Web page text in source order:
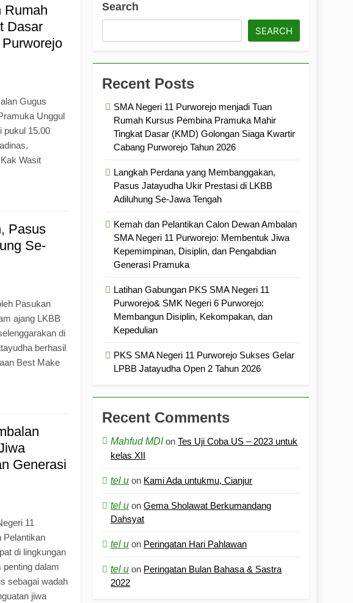
Generasi Pramuka
Rumah
Dasar
Gugus
Unggul
pukul 15.00
Wasit
Pasus
Se-
Pasukan
ajang LKBB
di
berhasil
Best Make
Generasi
11
Pelantikan
di lingkungan
penting dalam
sebagai wadah
jiwa
Search
SEARCH
Recent Posts
SMA Negeri 11 Purworejo menjadi Tuan
Rumah Kursus Pembina Pramuka Mahir
Tingkat Dasar (KMD) Golongan Siaga Kwartir
Cabang Purworejo Tahun 2026
Langkah Perdana yang Membanggakan,
Pasus Jatayudha Ukir Prestasi di LKBB
Adiluhung Se-Jawa Tengah
Kemah dan Pelantikan Calon Dewan Ambalan
SMA Negeri 11 Purworejo: Membentuk Jiwa
Kepemimpinan, Disiplin, dan Pengabdian
Generasi Pramuka
Latihan Gabungan PKS SMA Negeri 11
Purworejo& SMK Negeri 6 Purworejo:
Membangun Disiplin, Kekompakan, dan
Kepedulian
PKS SMA Negeri 11 Purworejo Sukses Gelar
LPBB Jatayudha Open 2 Tahun 2026
Recent Comments
Mahfud MDIonTes Uji Coba US – 2023 untuk
kelas XII
tel u on Kami Ada untukmu, Cianjur
tel u onGema Sholawat Berkumandang
Dahsyat
tel u on Peringatan Hari Pahlawan
tel u on Peringatan Bulan Bahasa & Sastra
2022